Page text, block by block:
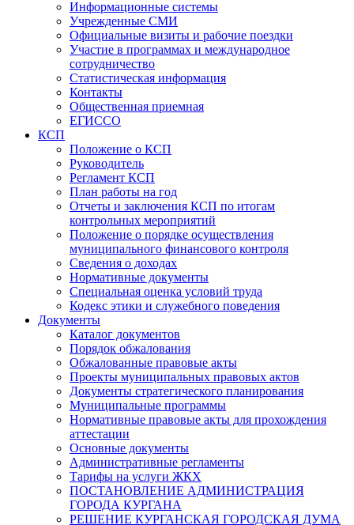
Информационные системы
Учрежденные СМИ
Официальные визиты и рабочие поездки
Участие в программах и международное
сотрудничество
Статистическая информация
Контакты
Общественная приемная
ЕГИССО
КСП
Положение о КСП
Руководитель
Регламент КСП
План работы на год
Отчеты и заключения КСП по итогам
контрольных мероприятий
Положение о порядке осуществления
муниципального финансового контроля
Сведения о доходах
Нормативные документы
Специальная оценка условий труда
Кодекс этики и служебного поведения
Документы
Каталог документов
Порядок обжалования
Обжалованные правовые акты
Проекты муниципальных правовых актов
Документы стратегического планирования
Муниципальные программы
Нормативные правовые акты для прохождения
аттестации
Основные документы
Административные регламенты
Тарифы на услуги ЖКХ
ПОСТАНОВЛЕНИЕ АДМИНИСТРАЦИЯ
ГОРОДА КУРГАНА
РЕШЕНИЕ КУРГАНСКАЯ ГОРОДСКАЯ ДУМА